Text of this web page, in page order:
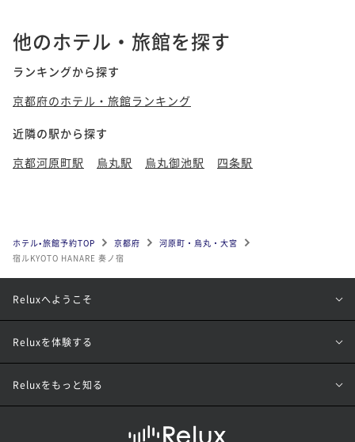
他のホテル・旅館を探す
ランキングから探す
京都府のホテル・旅館ランキング
近隣の駅から探す
京都河原町駅
烏丸駅 烏丸御池駅 四条駅
ホテル•旅館予約TOP 京都府
河原町・烏丸・大宮
宿ルKYOTO HANARE 奏ノ宿
Reluxへようこそ
Reluxを体験する
Reluxをもっと知る